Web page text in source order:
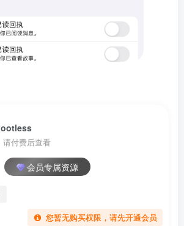
请付费后查看
会员专属资源
您暂无购买权限，请先开通会员